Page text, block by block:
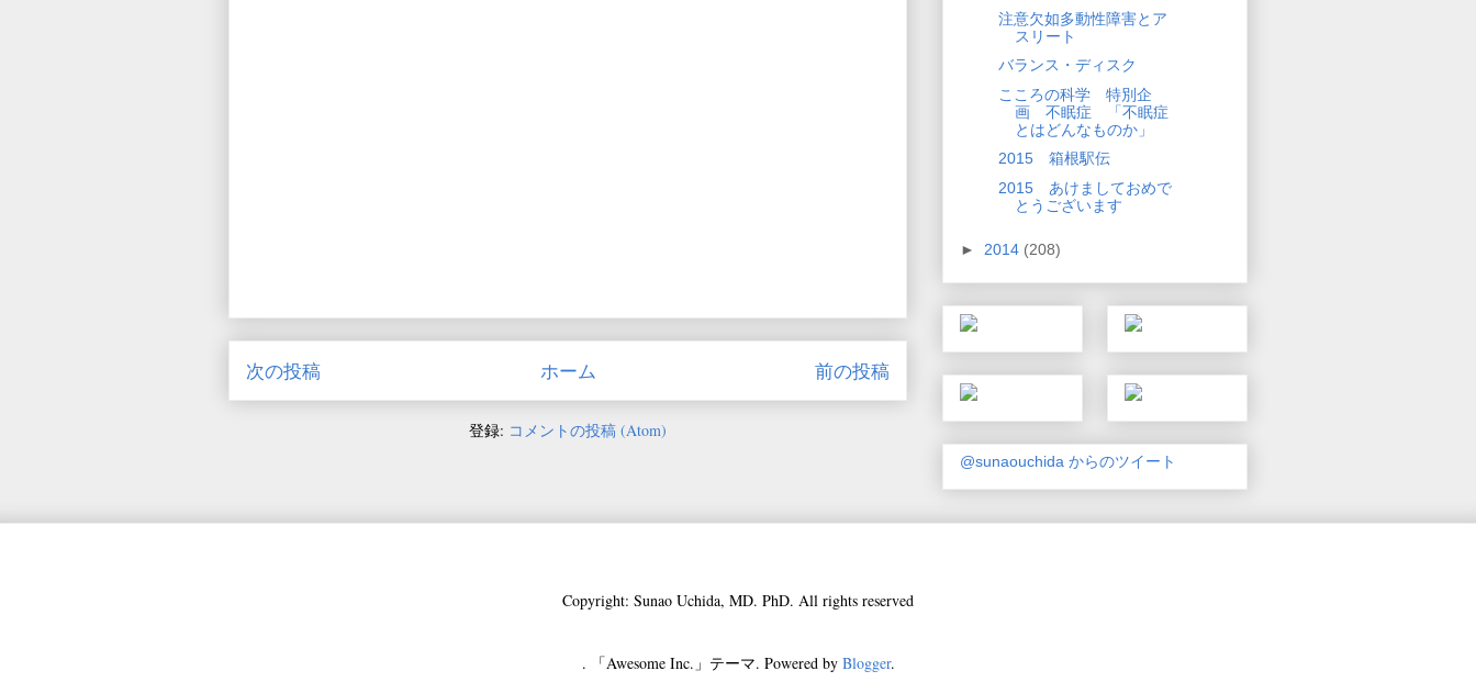
次の投稿 前の投稿
ホーム
登録: コメントの投稿 (Atom)
注意欠如多動性障害とア
スリート
バランス・ディスク
こころの科学 特別企
画 不眠症 「不眠症
とはどんなものか」
2015 箱根駅伝
2015 あけましておめで
とうございます
► 2014 (208)
@sunaouchida からのツイート
Copyright: Sunao Uchida, MD. PhD. All rights reserved
. 「Awesome Inc.」テーマ. Powered by Blogger.